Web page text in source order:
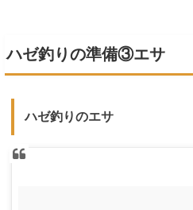
ハゼ釣りの準備③エサ
ハゼ釣りのエサ